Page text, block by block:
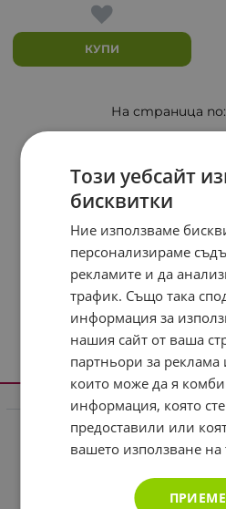
КУПИ
На страница по:
Реклама в
Общи условия
Този уебсайт
бисквитки
Ние използваме
персонализираме
рекламите и да
трафик. Също така
информация за
нашия сайт от ваша
партньори за реклама
които може да я
информация, която
предоставили или
вашето използване на